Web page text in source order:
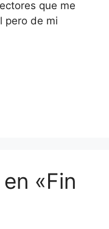
que me
pero de mi
«Fin